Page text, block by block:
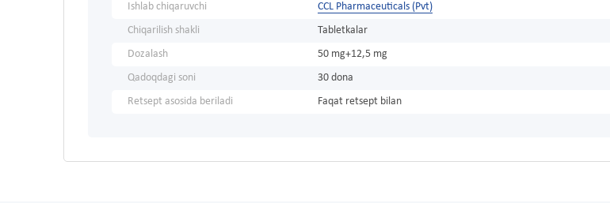
Ishlab chiqaruvchi
CCL Pharmaceuticals (Pvt)
Chiqarilish shakli
Tabletkalar
Dozalash
50 mg+12,5 mg
Qadoqdagi soni
30 dona
Retsept asosida beriladi
Faqat retsept bilan